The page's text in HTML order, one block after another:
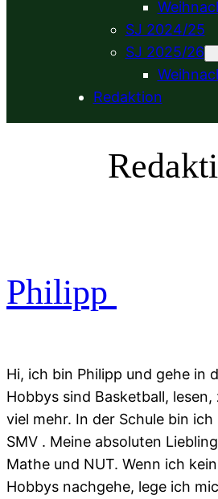
SJ 2024/25
SJ 2025/26
Redaktion
Philipp
Hi, ich bin Philipp und gehe in
Hobbys sind Basketball,
viel mehr. In der Schule bin
SMV . Meine absoluten
Mathe und NUT. Wenn ich
Hobbys nachgehe, lege ich